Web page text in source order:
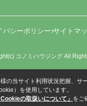
バシーポリシー サイトマ
コノミハウジング All
の当サイト利用状況把握、サ
）を使用しています。
Cookieの取扱いについて」 をご